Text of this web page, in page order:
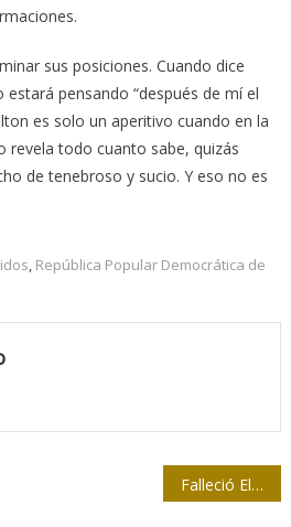
sus posiciones. Cuando dice
pensando “después de mí el
es solo un aperitivo cuando en la
revela todo cuanto sabe, quizás
de tenebroso y sucio. Y eso no es
, República Popular Democrática de
Falleció Elio Menéndez, Premio Nacional de Periodismo José Martí (+ vídeo)